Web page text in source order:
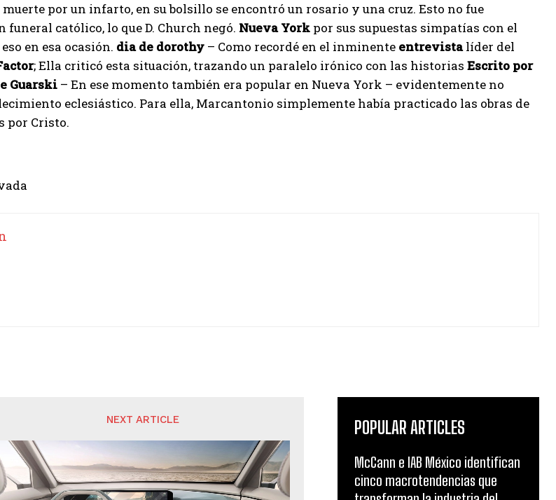
muerte por un infarto, en su bolsillo se encontró un rosario y una cruz. Esto no fue
funeral católico, lo que D. Church negó. Nueva York por sus supuestas simpatías con el
en esa ocasión. dia de dorothy – Como recordé en el inminente entrevistalíder del
; Ella criticó esta situación, trazando un paralelo irónico con las historias Escrito por
Guarski – En ese momento también era popular en Nueva York – evidentemente no
eclesiástico. Para ella, Marcantonio simplemente había practicado las obras de
por Cristo.
NEXT ARTICLE POPULAR ARTICLES
McCann e IAB México identifican
cinco macrotendencias que